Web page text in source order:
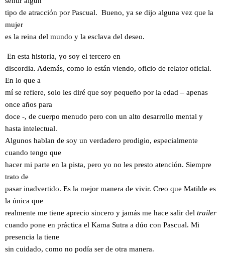
tipo de atracción por Pascual. Bueno, ya se dijo alguna vez que la
mujer
es la reina del mundo y la esclava del deseo.
En esta historia, yo soy el tercero en
discordia. Además, como lo están viendo, oficio de relator oficial.
En lo que a
mí se refiere, solo les diré que soy pequeño por la edad – apenas
once años para
doce -, de cuerpo menudo pero con un alto desarrollo mental y
hasta intelectual.
Algunos hablan de soy un verdadero prodigio, especialmente
cuando tengo que
hacer mi parte en la pista, pero yo no les presto atención. Siempre
trato de
pasar inadvertido. Es la mejor manera de vivir. Creo que Matilde es
la única que
realmente me tiene aprecio sincero y jamás me hace salir del trailer
cuando pone en práctica el Kama Sutra a dúo con Pascual. Mi
presencia la tiene
sin cuidado, como no podía ser de otra manera.